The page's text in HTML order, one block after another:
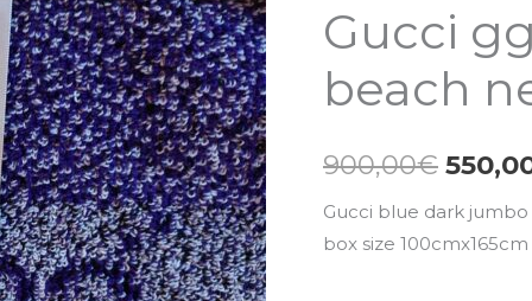
Gucci
beach
900,00€
Gucci blue dark
box size